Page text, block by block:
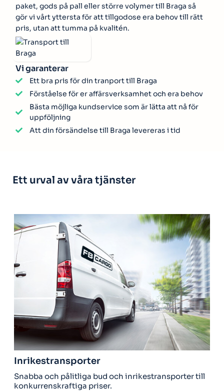
paket, gods på pall eller större volymer till Braga så
gör vi vårt yttersta för att tillgodose era behov till rätt
pris, utan att tumma på kvalitén.
Vi garanterar
Ett bra pris för din tranport till Braga
Förståelse för er affärsverksamhet och era behov
Bästa möjliga kundservice som är lätta att nå för
uppföljning
Att din försändelse till Braga levereras i tid
Ett urval av våra tjänster
pålitliga bud och inrikestransporter till
priser.
Behöver du